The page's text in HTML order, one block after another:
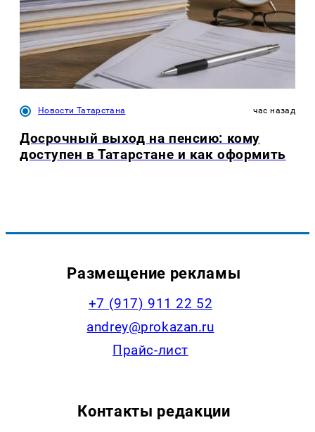
Новости Татарстана час назад
Досрочный выход на пенсию: кому
доступен в Татарстане и как оформить
Размещение рекламы
+7 (917) 911 22 52
andrey@prokazan.ru
Прайс-лист
Контакты редакции